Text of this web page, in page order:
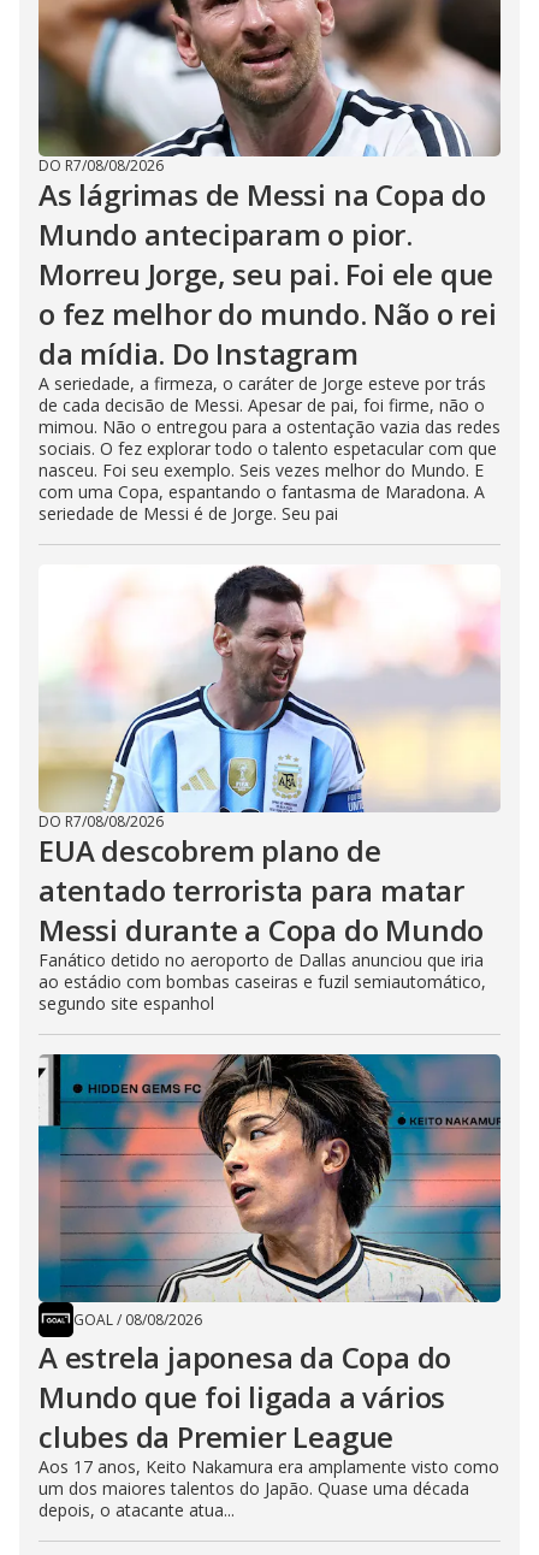
o
DO R7/08/08/2026
As lágrimas de Messi na Copa do
Mundo anteciparam o pior.
Morreu Jorge, seu pai. Foi ele que
o fez melhor do mundo. Não o rei
da mídia. Do Instagram
A seriedade, a firmeza, o caráter de Jorge esteve por trás
de cada decisão de Messi. Apesar de pai, foi firme, não o
mimou. Não o entregou para a ostentação vazia das redes
sociais. O fez explorar todo o talento espetacular com que
nasceu. Foi seu exemplo. Seis vezes melhor do Mundo. E
com uma Copa, espantando o fantasma de Maradona. A
seriedade de Messi é de Jorge. Seu pai
DO R7/08/08/2026
EUA descobrem plano de
atentado terrorista para matar
Messi durante a Copa do Mundo
Fanático detido no aeroporto de Dallas anunciou que iria
ao estádio com bombas caseiras e fuzil semiautomático,
segundo site espanhol
GOAL/ 08/08/2026
A estrela japonesa da Copa do
Mundo que foi ligada a vários
clubes da Premier League
Aos 17 anos, Keito Nakamura era amplamente visto como
um dos maiores talentos do Japão. Quase uma década
depois, o atacante atua...